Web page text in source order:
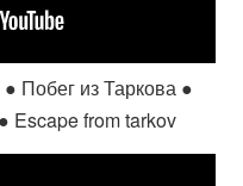
из Таркова ●
Escape from tarkov